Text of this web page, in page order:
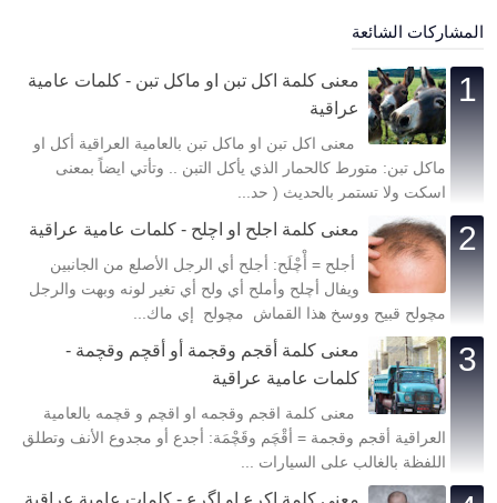
المشاركات الشائعة
معنى كلمة اكل تبن او ماكل تبن - كلمات عامية
عراقية
معنى اكل تبن او ماكل تبن بالعامية العراقية أكل او
ماكل تبن: متورط كالحمار الذي يأكل التبن .. وتأتي ايضاً بمعنى
اسكت ولا تستمر بالحديث ( حد...
معنى كلمة اجلح او اچلح - كلمات عامية عراقية
أجلح = أْچْلَح: أجلح أي الرجل الأصلع من الجانبين
ويفال أچلح وأملح أي ولح أي تغير لونه وبهت والرجل
مچولح قبيح ووسخ هذا القماش مچولح إي ماك...
معنى كلمة أقجم وقجمة أو أقچم وقچمة -
كلمات عامية عراقية
معنى كلمة اقجم وقجمه او اقچم و قچمه بالعامية
العراقية أقجم وقجمة = أقْچَم وقَچْمَة: أجدع أو مجدوع الأنف وتطلق
اللفظة بالغالب على السيارات ...
معنى كلمة اكرع او اگرع - كلمات عامية عراقية